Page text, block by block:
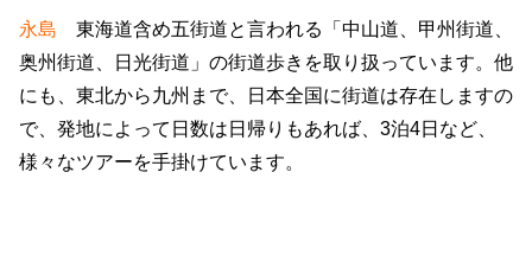
永島 東海道含め五街道と言われる「中山道、甲州街道、
奥州街道、日光街道」の街道歩きを取り扱っています。他
にも、東北から九州まで、日本全国に街道は存在しますの
で、発地によって日数は日帰りもあれば、3泊4日など、
様々なツアーを手掛けています。